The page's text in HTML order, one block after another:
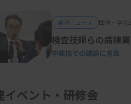
業界ニュース 団体・学会
検査技師らの病棟
中医協での議論に言及
イベント・研修会